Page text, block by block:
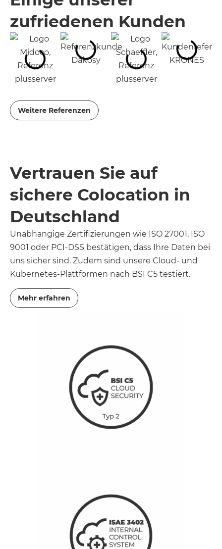
zufriedenen Kunden
Weitere Referenzen
Vertrauen Sie auf
sichere Colocation in
Deutschland
Unabhängige Zertifizierungen wie ISO 27001, ISO
9001 oder PCI-DSS bestätigen, dass Ihre Daten bei
uns sicher sind. Zudem sind unsere Cloud- und
Kubernetes-Plattformen nach BSI C5 testiert.
Mehr erfahren